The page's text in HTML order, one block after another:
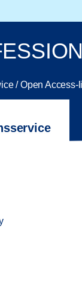
Gå til Det
/ Open Access-